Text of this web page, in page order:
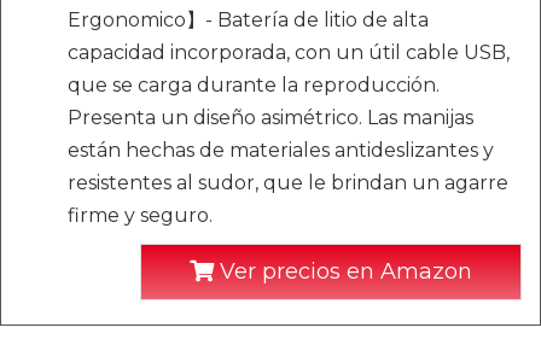
Ergonomico】- Batería de litio de alta
capacidad incorporada, con un útil cable USB,
que se carga durante la reproducción.
Presenta un diseño asimétrico. Las manijas
están hechas de materiales antideslizantes y
resistentes al sudor, que le brindan un agarre
firme y seguro.
Ver precios en Amazon